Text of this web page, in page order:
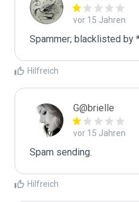
vor 15 Jahren
Spammer; blacklisted by
Hilfreich
G@brielle
vor 15 Jahren
Spam sending.
Hilfreich